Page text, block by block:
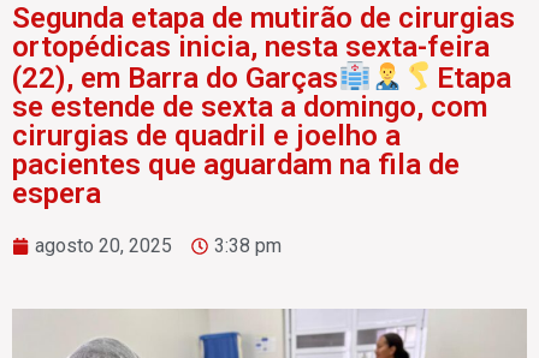
Segunda etapa de mutirão de cirurgias
ortopédicas inicia, nesta sexta-feira
(22), em Barra do Garças
Etapa
se estende de sexta a domingo, com
cirurgias de quadril e joelho a
pacientes que aguardam na fila de
espera
agosto 20, 2025 3:38 pm